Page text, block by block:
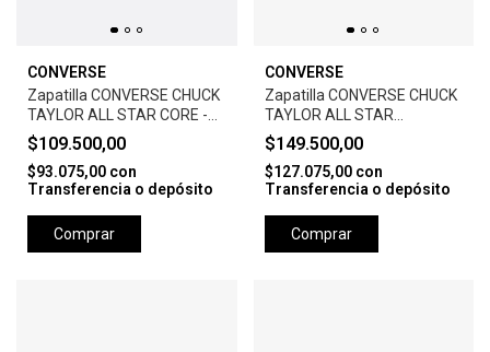
CONVERSE
Zapatilla CONVERSE CHUCK
TAYLOR ALL STAR CORE -
WHITE
$109.500,00
$93.075,00 con
Transferencia o depósito
Comprar
CONVERSE
Zapatilla CONVERSE CHUCK
TAYLOR ALL STAR
LEATHER-BLACK
$149.500,00
$127.075,00 con
Transferencia o depósito
Comprar